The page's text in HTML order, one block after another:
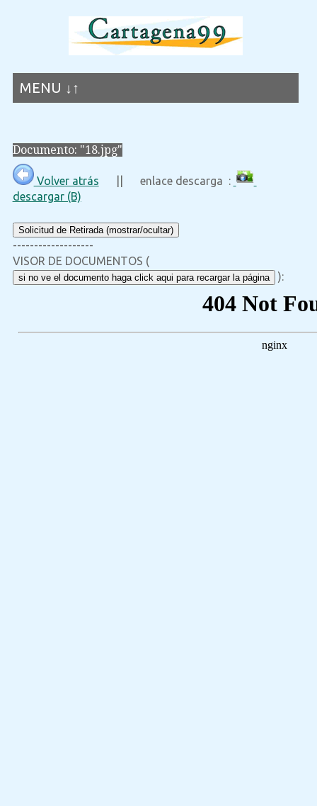
MENU ↓↑
Documento: "18.jpg"
Volver atrás || enlace descarga :
descargar (B)
Solicitud de Retirada (mostrar/ocultar)
-------------------
VISOR DE DOCUMENTOS (
si no ve el documento haga click aqui para recargar la página ):